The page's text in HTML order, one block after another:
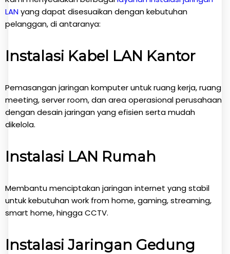
LANyang dapat disesuaikan dengan kebutuhan
pelanggan, di antaranya:
Instalasi Kabel LAN Kantor
Pemasangan jaringan komputer untuk ruang kerja, ruang
meeting, server room, dan area operasional perusahaan
dengan desain jaringan yang efisien serta mudah
dikelola.
Instalasi LAN Rumah
Membantu menciptakan jaringan internet yang stabil
untuk kebutuhan work from home, gaming, streaming,
smart home, hingga CCTV.
Instalasi Jaringan Gedung